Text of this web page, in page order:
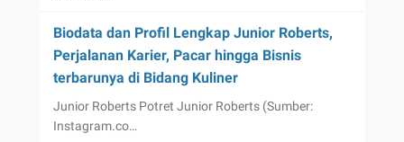
Biodata dan Profil Lengkap Junior Roberts,
Perjalanan Karier, Pacar hingga Bisnis
terbarunya di Bidang Kuliner
Junior Roberts Potret Junior Roberts (Sumber:
Instagram.co…